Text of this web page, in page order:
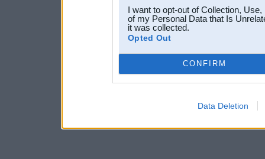
I want to opt-out of Collection,
of my Personal Data that Is
it was collected.
Opted Out
CONFIRM
Data Deletion